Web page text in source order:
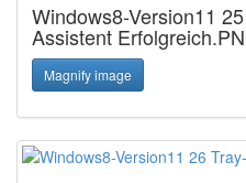
Windows8-Version11
Assistent
Magnify image